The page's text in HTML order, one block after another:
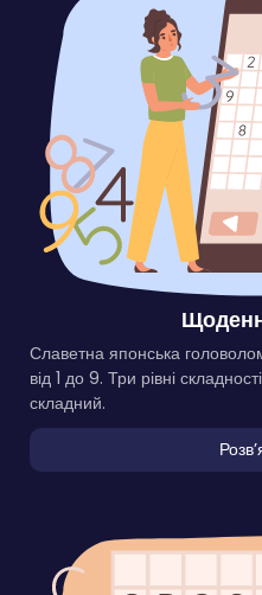
Славетна японська
від 1 до 9. Три рівні
складний.